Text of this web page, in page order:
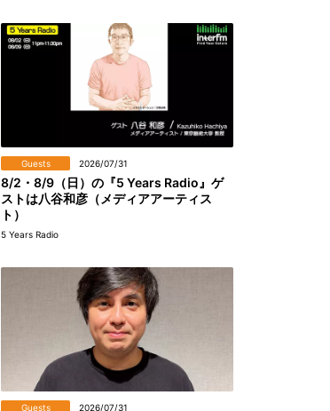
Guests 2026/07/31
8/2・8/9（日）の『5 Years Radio』ゲ
ストは八谷和彦（メディアアーティス
ト）
5 Years Radio
Guests 2026/07/31